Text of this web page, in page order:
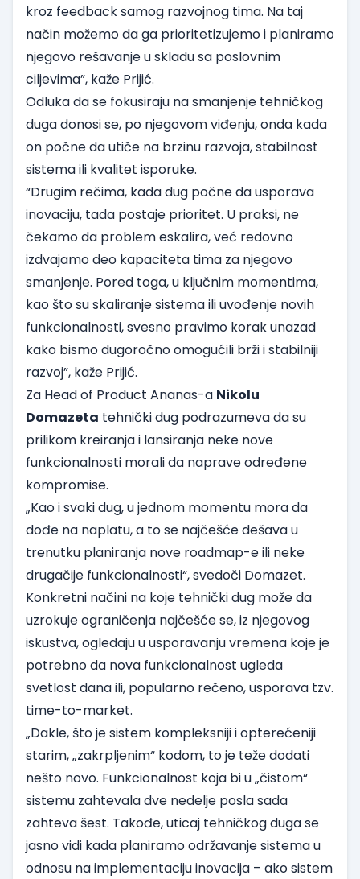
kroz feedback samog razvojnog tima. Na taj
način možemo da ga prioritetizujemo i planiramo
njegovo rešavanje u skladu sa poslovnim
ciljevima”, kaže Prijić.
Odluka da se fokusiraju na smanjenje tehničkog
duga donosi se, po njegovom viđenju, onda kada
on počne da utiče na brzinu razvoja, stabilnost
sistema ili kvalitet isporuke.
“Drugim rečima, kada dug počne da usporava
inovaciju, tada postaje prioritet. U praksi, ne
čekamo da problem eskalira, već redovno
izdvajamo deo kapaciteta tima za njegovo
smanjenje. Pored toga, u ključnim momentima,
kao što su skaliranje sistema ili uvođenje novih
funkcionalnosti, svesno pravimo korak unazad
kako bismo dugoročno omogućili brži i stabilniji
razvoj”, kaže Prijić.
Za Head of Product Ananas-a Nikolu
Domazeta tehnički dug podrazumeva da su
prilikom kreiranja i lansiranja neke nove
funkcionalnosti morali da naprave određene
kompromise.
„Kao i svaki dug, u jednom momentu mora da
dođe na naplatu, a to se najčešće dešava u
trenutku planiranja nove roadmap-e ili neke
drugačije funkcionalnosti“, svedoči Domazet.
Konkretni načini na koje tehnički dug može da
uzrokuje ograničenja najčešće se, iz njegovog
iskustva, ogledaju u usporavanju vremena koje je
potrebno da nova funkcionalnost ugleda
svetlost dana ili, popularno rečeno, usporava tzv.
time-to-market.
„Dakle, što je sistem kompleksniji i opterećeniji
starim, „zakrpljenim“ kodom, to je teže dodati
nešto novo. Funkcionalnost koja bi u „čistom“
sistemu zahtevala dve nedelje posla sada
zahteva šest. Takođe, uticaj tehničkog duga se
jasno vidi kada planiramo održavanje sistema u
odnosu na implementaciju inovacija – ako sistem